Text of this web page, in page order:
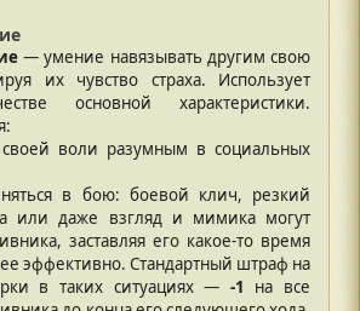
— умение навязывать другим свою
их чувство страха. Использует
основной характеристики.
воли разумным в социальных
в бою: боевой клич, резкий
или даже взгляд и мимика могут
заставляя его какое-то время
эффективно. Стандартный штраф на
в таких ситуациях — -1 на все